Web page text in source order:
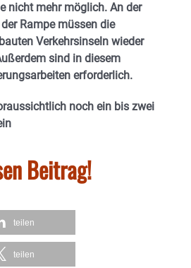
nicht mehr möglich. An der
Rampe müssen die
Verkehrsinseln wieder
sind in diesem
erforderlich.
noch ein bis zwei
Beitrag!
teilen
teilen